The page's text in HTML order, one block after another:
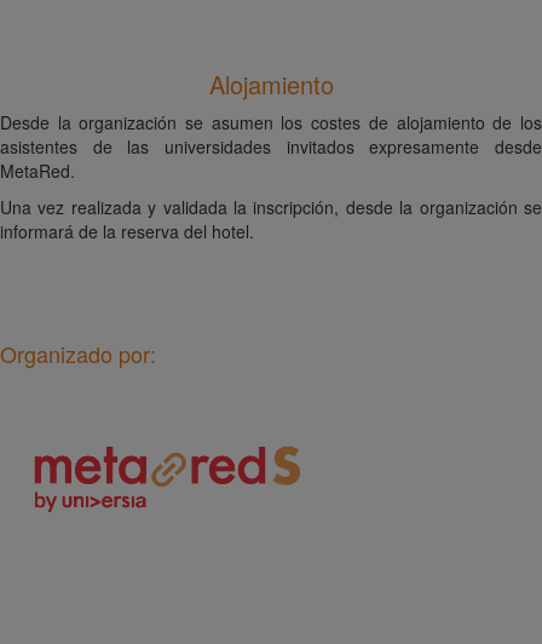
Alojamiento
Desde la organización se asumen los costes de alojamiento de los
asistentes de las universidades invitados expresamente desde
MetaRed.
Una vez realizada y validada la inscripción, desde la organización se
informará de la reserva del hotel.
Organizado por: